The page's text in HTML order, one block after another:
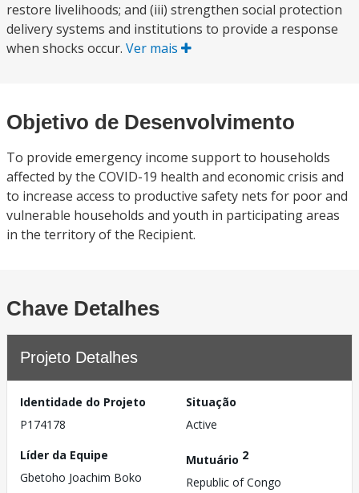
restore livelihoods; and (iii) strengthen social protection
delivery systems and institutions to provide a response
when shocks occur. Ver mais
Objetivo de Desenvolvimento
To provide emergency income support to households
affected by the COVID-19 health and economic crisis and
to increase access to productive safety nets for poor and
vulnerable households and youth in participating areas
in the territory of the Recipient.
Chave Detalhes
Projeto Detalhes
Identidade do Projeto
P174178
Situação
Active
Líder da Equipe
Gbetoho Joachim Boko
Mutuário 2
Republic of Congo